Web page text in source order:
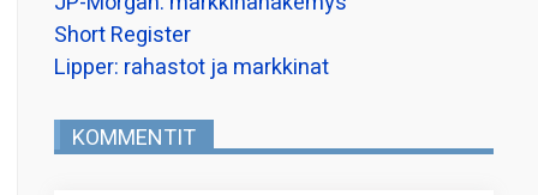
Short Register
Lipper: rahastot ja markkinat
KOMMENTIT